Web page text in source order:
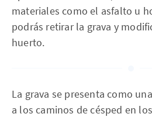
materiales como el asfalto u
podrás retirar la grava y
huerto.
La grava se presenta como
a los caminos de césped en